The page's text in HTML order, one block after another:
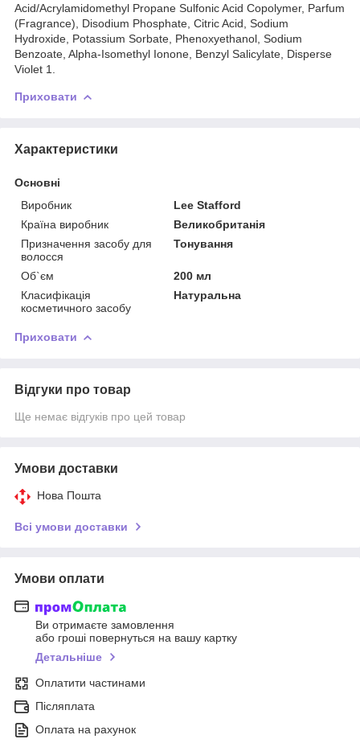
Acid/Acrylamidomethyl Propane Sulfonic Acid Copolymer, Parfum
(Fragrance), Disodium Phosphate, Citric Acid, Sodium
Hydroxide, Potassium Sorbate, Phenoxyethanol, Sodium
Benzoate, Alpha-Isomethyl Ionone, Benzyl Salicylate, Disperse
Violet 1.
Приховати
Характеристики
Основні
Виробник
Lee Stafford
Країна виробник
Великобританія
Призначення засобу для
волосся
Тонування
Об`єм
200 мл
Класифікація
косметичного засобу
Натуральна
Приховати
Відгуки про товар
Ще немає відгуків про цей товар
Умови доставки
Нова Пошта
Всі умови доставки
Умови оплати
Ви отримаєте замовлення
або гроші повернуться на вашу картку
Детальніше
Оплатити частинами
Післяплата
Оплата на рахунок